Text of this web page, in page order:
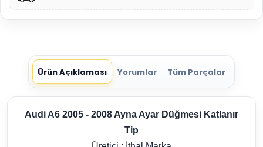
Ürün Açıklaması Yorumlar Tüm Parçalar
Audi A6 2005 - 2008 Ayna Ayar Düğmesi Katlanır
Tip